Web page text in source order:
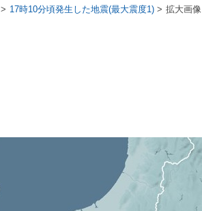
17時10分頃発生した地震(最大震度1) 拡大画像